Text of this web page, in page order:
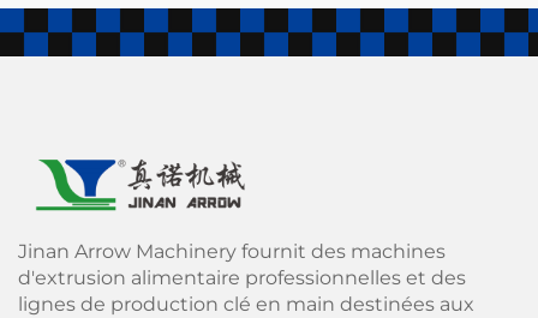
Jinan Arrow Machinery fournit des machines
d'extrusion alimentaire professionnelles et des
lignes de production clé en main destinées aux